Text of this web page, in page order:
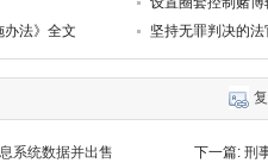
办法》全文
坚持无罪判决的
系统数据并出售 下一篇: 刑